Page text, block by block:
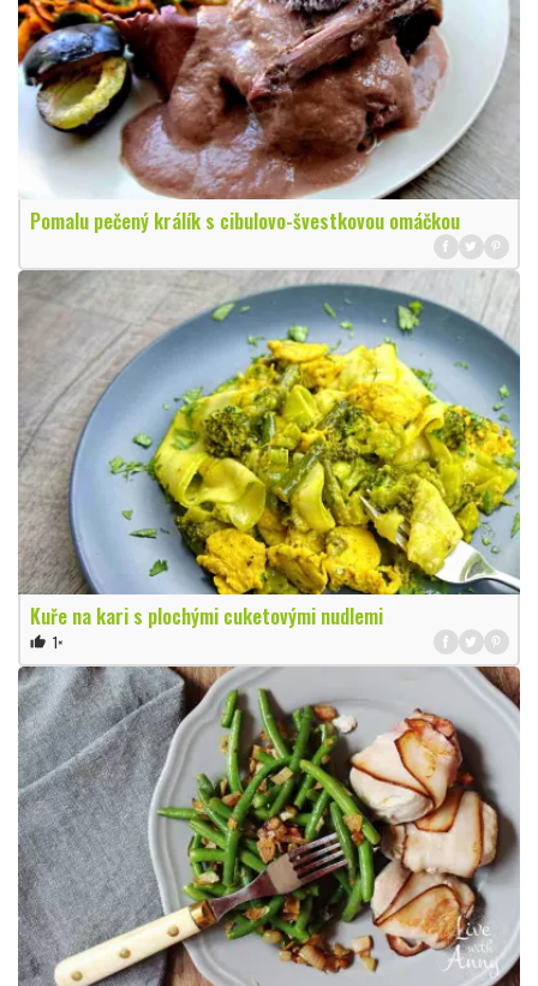
Pomalu pečený králík s cibulovo-švestkovou omáčkou
Kuře na kari s plochými cuketovými nudlemi
thumb_up 1×